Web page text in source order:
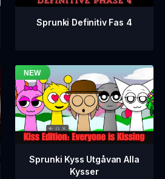
Sprunki Definitiv Fas 4
Sprunki Kyss Utgåvan Alla
Kysser